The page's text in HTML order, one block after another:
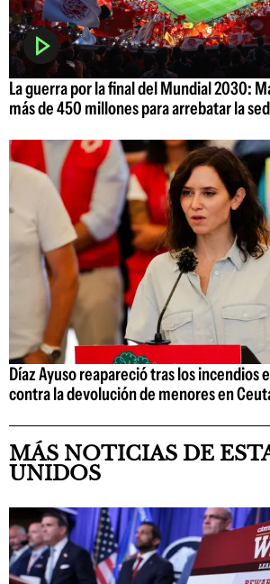
La guerra por la final del Mundial 2030:
más de 450 millones para arrebatar la
Díaz Ayuso reapareció tras los incendios
contra la devolución de menores en
MÁS NOTICIAS DE
UNIDOS